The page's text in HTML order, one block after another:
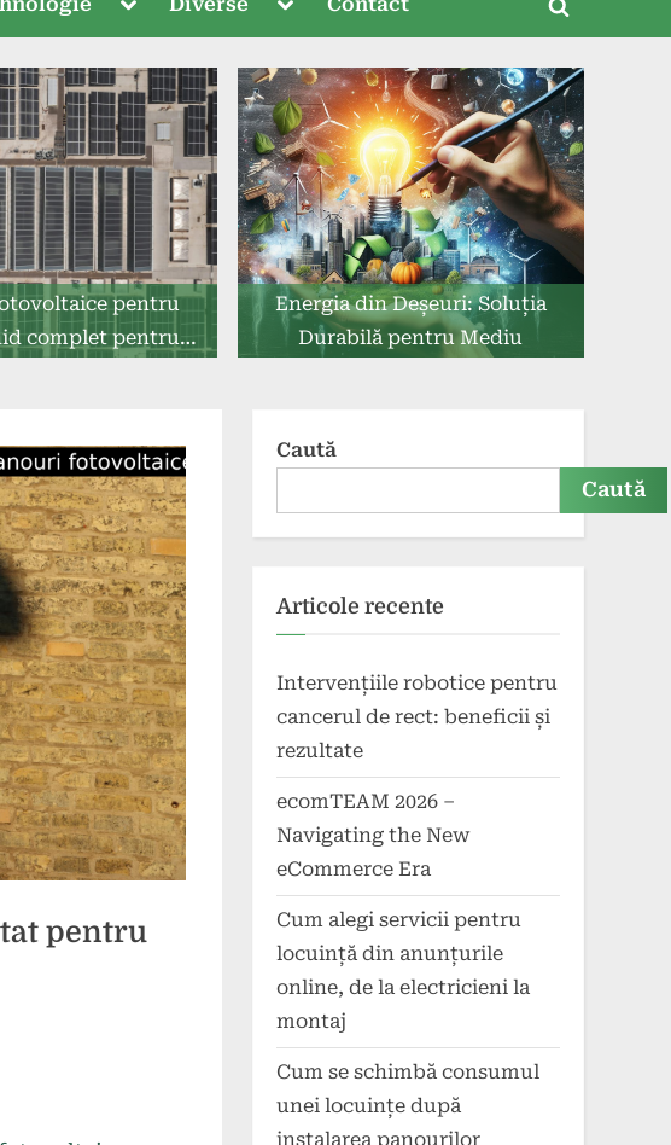
menu
menu
Toggle
form
pentru
complet pentru
Energia din Deșeuri: Soluția
Durabilă pentru Mediu
pentru
Caută
Caută
Articole recente
Intervențiile robotice pentru
cancerul de rect: beneficii și
rezultate
ecomTEAM 2026 –
Navigating the New
eCommerce Era
Cum alegi servicii pentru
locuință din anunțurile
online, de la electricieni la
montaj
Cum se schimbă consumul
unei locuințe după
instalarea panourilor